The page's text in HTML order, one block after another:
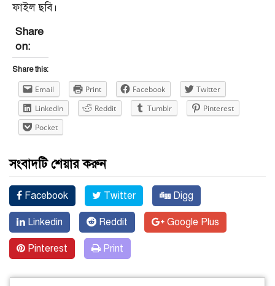
ফাইল ছবি।
Share
on:
Share this:
Email Print Facebook
Twitter
LinkedIn
Reddit Tumblr
Pinterest
Pocket
সংবাদটি শেয়ার করুন
Facebook Twitter Digg
Linkedin Reddit Google Plus
Pinterest Print